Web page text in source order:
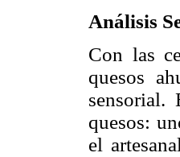
Análisis
Con las
quesos
sensorial.
quesos:
el